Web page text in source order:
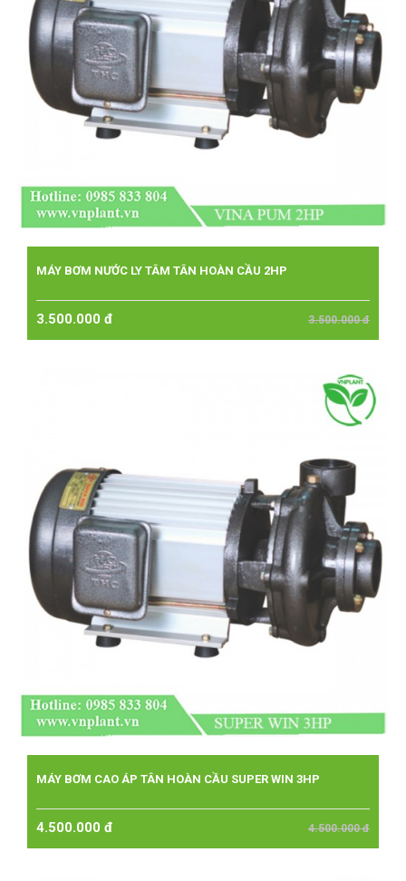
MÁY BƠM NƯỚC LY TÂM TÂN HOÀN CẦU 2HP
3.500.000 đ 3.500.000 đ
MÁY BƠM CAO ÁP TÂN HOÀN CẦU SUPER WIN 3HP
4.500.000 đ 4.500.000 đ